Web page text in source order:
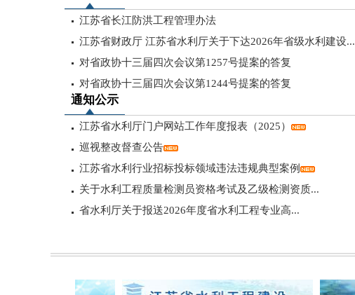
江苏省长江防洪工程管理办法
江苏省财政厅 江苏省水利厅关于下达2026年省级水利建设...
对省政协十三届四次会议第1257号提案的答复
对省政协十三届四次会议第1244号提案的答复
通知公示